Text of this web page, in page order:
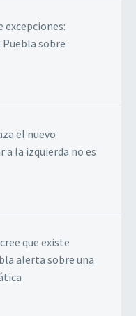
excepciones:
sobre
el nuevo
la izquierda no es
que existe
alerta sobre una